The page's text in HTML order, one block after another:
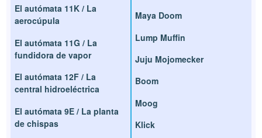
El autómata 11K / La
aerocúpula
El autómata 11G / La
fundidora de vapor
El autómata 12F / La
central hidroeléctrica
El autómata 9E / La planta
de chispas
Maya Doom
Lump Muffin
Juju Mojomecker
Boom
Moog
Klick